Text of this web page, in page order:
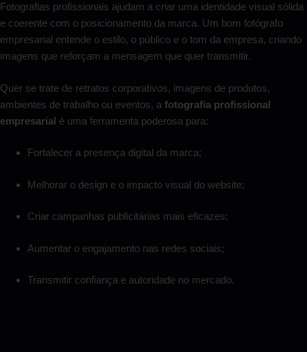
Fotografias profissionais ajudam a criar uma identidade visual sólida
e coerente com o posicionamento da marca. Um bom fotógrafo
empresarial entende o estilo, o público e o tom da empresa, criando
imagens que reforçam a mensagem que quer transmitir.
Quer se trate de retratos corporativos, imagens de produtos,
ambientes de trabalho ou eventos, a fotografia profissional
empresarial é uma ferramenta poderosa para:
Fortalecer a presença digital da marca;
Melhorar o design e o impacto visual do website;
Criar campanhas publicitárias mais eficazes;
Aumentar o engajamento nas redes sociais;
Transmitir confiança e autoridade no mercado.